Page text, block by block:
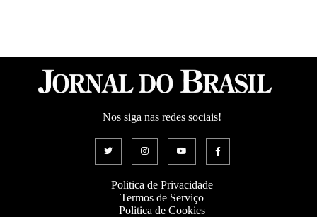
Nos siga nas redes sociais!
Politica de Privacidade
Termos de Serviço
Politica de Cookies